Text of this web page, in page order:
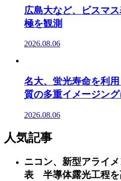
広島大など、ビスマ
極を観測
2026.08.06
名大、蛍光寿命を利
質の多重イメージン
2026.08.06
人気記事
ニコン、新型アライ
表 半導体露光工程を